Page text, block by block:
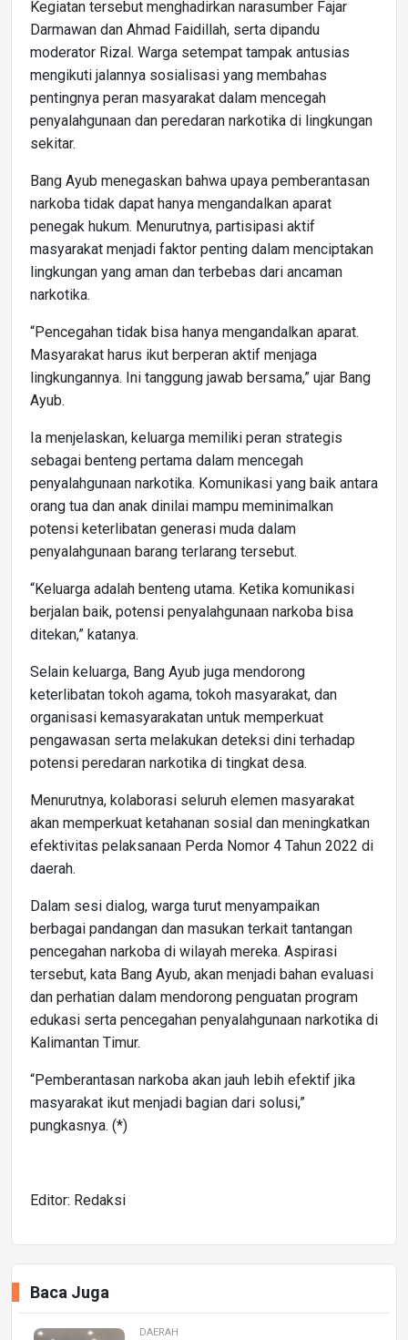
Kegiatan tersebut menghadirkan narasumber Fajar
Darmawan dan Ahmad Faidillah, serta dipandu
moderator Rizal. Warga setempat tampak antusias
mengikuti jalannya sosialisasi yang membahas
pentingnya peran masyarakat dalam mencegah
penyalahgunaan dan peredaran narkotika di lingkungan
sekitar.
Bang Ayub menegaskan bahwa upaya pemberantasan
narkoba tidak dapat hanya mengandalkan aparat
penegak hukum. Menurutnya, partisipasi aktif
masyarakat menjadi faktor penting dalam menciptakan
lingkungan yang aman dan terbebas dari ancaman
narkotika.
“Pencegahan tidak bisa hanya mengandalkan aparat.
Masyarakat harus ikut berperan aktif menjaga
lingkungannya. Ini tanggung jawab bersama,” ujar Bang
Ayub.
Ia menjelaskan, keluarga memiliki peran strategis
sebagai benteng pertama dalam mencegah
penyalahgunaan narkotika. Komunikasi yang baik antara
orang tua dan anak dinilai mampu meminimalkan
potensi keterlibatan generasi muda dalam
penyalahgunaan barang terlarang tersebut.
“Keluarga adalah benteng utama. Ketika komunikasi
berjalan baik, potensi penyalahgunaan narkoba bisa
ditekan,” katanya.
Selain keluarga, Bang Ayub juga mendorong
keterlibatan tokoh agama, tokoh masyarakat, dan
organisasi kemasyarakatan untuk memperkuat
pengawasan serta melakukan deteksi dini terhadap
potensi peredaran narkotika di tingkat desa.
Menurutnya, kolaborasi seluruh elemen masyarakat
akan memperkuat ketahanan sosial dan meningkatkan
efektivitas pelaksanaan Perda Nomor 4 Tahun 2022 di
daerah.
Dalam sesi dialog, warga turut menyampaikan
berbagai pandangan dan masukan terkait tantangan
pencegahan narkoba di wilayah mereka. Aspirasi
tersebut, kata Bang Ayub, akan menjadi bahan evaluasi
dan perhatian dalam mendorong penguatan program
edukasi serta pencegahan penyalahgunaan narkotika di
Kalimantan Timur.
“Pemberantasan narkoba akan jauh lebih efektif jika
masyarakat ikut menjadi bagian dari solusi,”
pungkasnya. (*)
Editor: Redaksi
Baca Juga
DAERAH